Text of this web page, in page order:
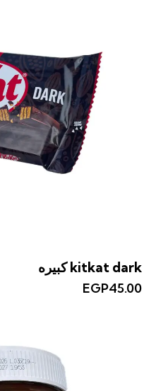
kitkat dark كبيره
EGP45.00